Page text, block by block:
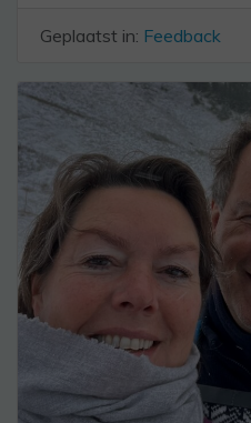
Geplaatst in: Feedback